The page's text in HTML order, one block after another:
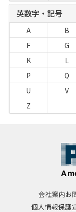
英数字・記号
A B
F
G
K
L
P
Q
U
V
Z
会社案内お
個人情報保護